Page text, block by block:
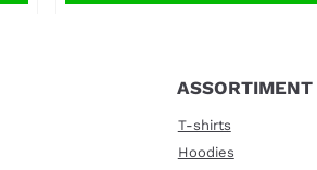
ASSORTIMENT
T-shirts
Hoodies